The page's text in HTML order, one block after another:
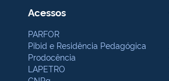
Acessos
PARFOR
Pibid e Residência Pedagógica
Prodocência
LAPETRO